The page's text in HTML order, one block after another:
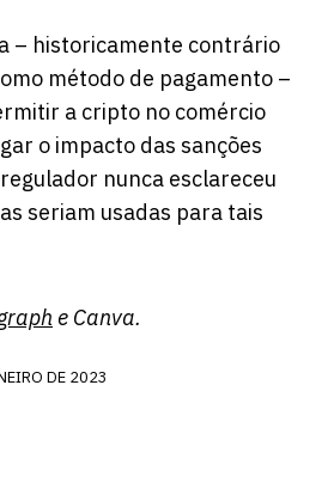
– historicamente contrário
método de pagamento –
a cripto no comércio
o impacto das sanções
nunca esclareceu
seriam usadas para tais
e Canva.
DE 2023